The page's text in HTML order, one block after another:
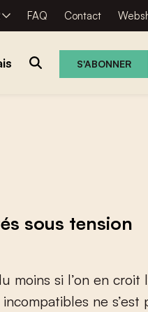
FAQ Contact
S'ABONNER
sous tension
u moins si l’on en croit l
incompatibles ne s’est